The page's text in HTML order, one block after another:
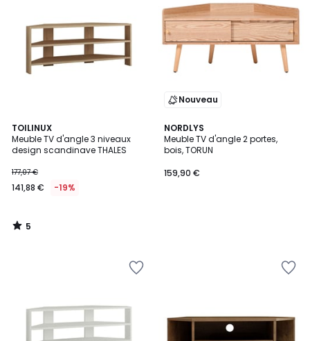
TOILINUX
Meuble TV d'angle 3 niveaux
design scandinave THALES
177,07 €
141,88 € -19%
5
/
5
5
/
Nouveau
NORDLYS
Meuble TV d'angle 2 portes,
bois, TORUN
159,90 €